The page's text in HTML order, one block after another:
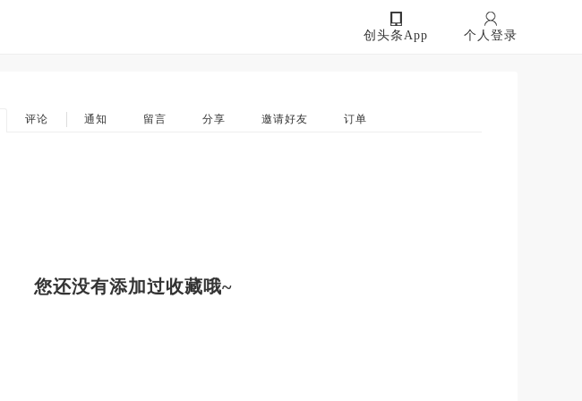
创头条App 个人登录
评论 通知 留言 分享 邀请好友 订单
您还没有添加过收藏哦~